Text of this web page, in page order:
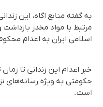
مرتبط با مواد مخدر
اسلامی ایران به اعدام
خبر اعدام این زندانی تا
حکومتی به ویژه رسانه‌های
است.